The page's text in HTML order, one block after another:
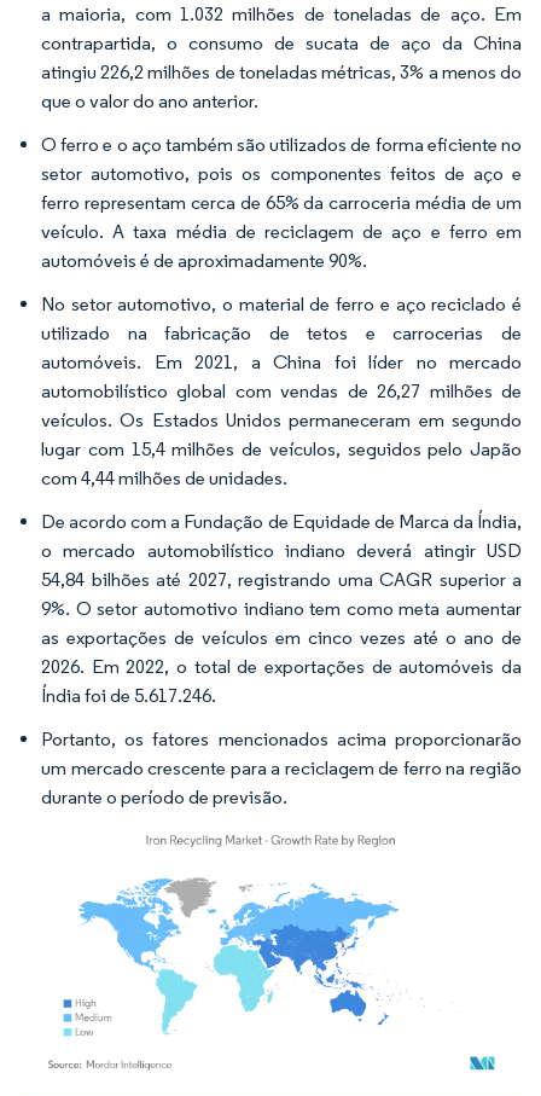
a maioria, com 1.032 milhões de toneladas de aço. Em
contrapartida, o consumo de sucata de aço da China
atingiu 226,2 milhões de toneladas métricas, 3% a menos do
que o valor do ano anterior.
O ferro e o aço também são utilizados de forma eficiente no
setor automotivo, pois os componentes feitos de aço e
ferro representam cerca de 65% da carroceria média de um
veículo. A taxa média de reciclagem de aço e ferro em
automóveis é de aproximadamente 90%.
No setor automotivo, o material de ferro e aço reciclado é
utilizado na fabricação de tetos e carrocerias de
automóveis. Em 2021, a China foi líder no mercado
automobilístico global com vendas de 26,27 milhões de
veículos. Os Estados Unidos permaneceram em segundo
lugar com 15,4 milhões de veículos, seguidos pelo Japão
com 4,44 milhões de unidades.
De acordo com a Fundação de Equidade de Marca da Índia,
o mercado automobilístico indiano deverá atingir USD
54,84 bilhões até 2027, registrando uma CAGR superior a
9%. O setor automotivo indiano tem como meta aumentar
as exportações de veículos em cinco vezes até o ano de
2026. Em 2022, o total de exportações de automóveis da
Índia foi de 5.617.246.
Portanto, os fatores mencionados acima proporcionarão
um mercado crescente para a reciclagem de ferro na região
durante o período de previsão.